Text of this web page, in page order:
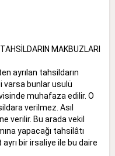
MAKBUZLARI
ayrılan tahsildarın
varsa bunlar usulü
muhafaza edilir. O
verilmez. Asıl
verilir. Bu arada vekil
yapacağı tahsilâtı
bir irsaliye ile bu daire